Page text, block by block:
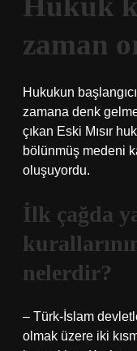
zaman
Hukukun
zamana denk
çıkan Eski Mısır
bölünmüş medeni
oluşuyordu.
İlk çağda
nelerdir?
– Türk-İslam
olmak üzere iki